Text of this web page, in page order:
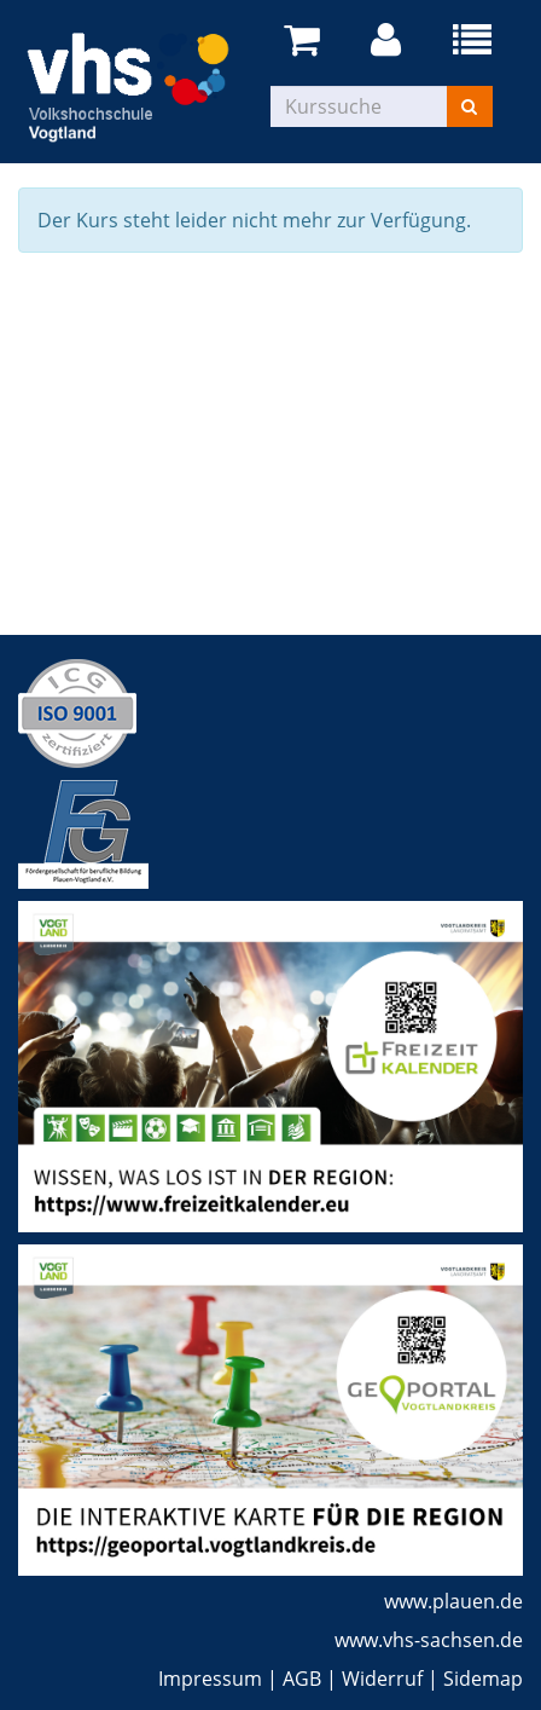
Der Kurs steht leider nicht mehr zur Verfügung.
www.plauen.de
www.vhs-sachsen.de
Impressum | AGB | Widerruf| Sidemap